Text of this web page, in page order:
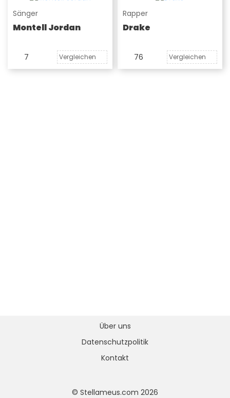
Sänger
Montell Jordan
7 Vergleichen
Rapper
Drake
76 Vergleichen
© Stellameus.com 2026
Über uns
Datenschutzpolitik
Kontakt